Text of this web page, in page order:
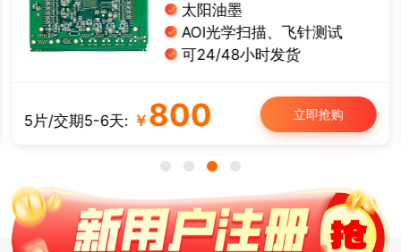
太阳油墨
AOI光学扫描、飞针测试
可24/48小时发货
5片/交期5-6天: ￥ 800 立即抢购